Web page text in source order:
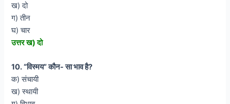
ख) दो
ग) तीन
घ) चार
उत्तर ख) दो
10. “विस्मय” कौन- सा भाव है?
क) संचायी
ख) स्थायी